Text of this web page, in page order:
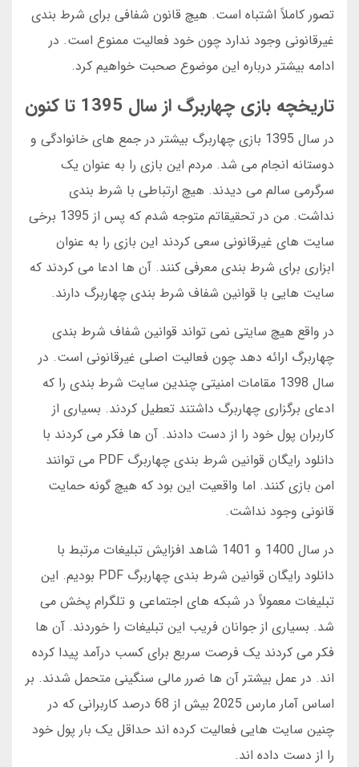
تصور کاملاً اشتباه است. هیچ قانون شفافی برای شرط بندی
غیرقانونی وجود ندارد چون خود فعالیت ممنوع است. در
ادامه بیشتر درباره این موضوع صحبت خواهیم کرد.
تاریخچه بازی چهاربرگ از سال 1395 تا کنون
در سال 1395 بازی چهاربرگ بیشتر در جمع های خانوادگی و
دوستانه انجام می شد. مردم این بازی را به عنوان یک
سرگرمی سالم می دیدند. هیچ ارتباطی با شرط بندی
نداشت. من در تحقیقاتم متوجه شدم که پس از 1395 برخی
سایت های غیرقانونی سعی کردند این بازی را به عنوان
ابزاری برای شرط بندی معرفی کنند. آن ها ادعا می کردند که
سایت هایی با قوانین شفاف شرط بندی چهاربرگ دارند.
در واقع هیچ سایتی نمی تواند قوانین شفاف شرط بندی
چهاربرگ ارائه دهد چون فعالیت اصلی غیرقانونی است. در
سال 1398 مقامات امنیتی چندین سایت شرط بندی را که
ادعای برگزاری چهاربرگ داشتند تعطیل کردند. بسیاری از
کاربران پول خود را از دست دادند. آن ها فکر می کردند با
دانلود رایگان قوانین شرط بندی چهاربرگ PDF می توانند
امن بازی کنند. اما واقعیت این بود که هیچ گونه حمایت
قانونی وجود نداشت.
در سال 1400 و 1401 شاهد افزایش تبلیغات مرتبط با
دانلود رایگان قوانین شرط بندی چهاربرگ PDF بودیم. این
تبلیغات معمولاً در شبکه های اجتماعی و تلگرام پخش می
شد. بسیاری از جوانان فریب این تبلیغات را خوردند. آن ها
فکر می کردند یک فرصت سریع برای کسب درآمد پیدا کرده
اند. در عمل بیشتر آن ها ضرر مالی سنگینی متحمل شدند. بر
اساس آمار مارس 2025 بیش از 68 درصد کاربرانی که در
چنین سایت هایی فعالیت کرده اند حداقل یک بار پول خود
را از دست داده اند.